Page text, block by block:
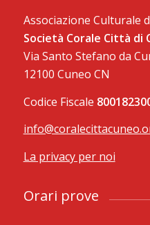
Associazione Culturale
Società Corale Città di
Via Santo Stefano da
12100 Cuneo CN
Codice Fiscale
La privacy per noi
Orari prove